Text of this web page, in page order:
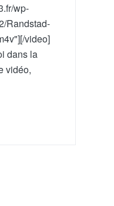
wp-
Randstad-
video]
dans la
vidéo,